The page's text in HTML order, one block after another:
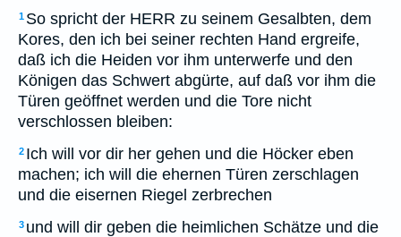
1 So spricht der HERR zu seinem Gesalbten, dem
Kores, den ich bei seiner rechten Hand ergreife,
daß ich die Heiden vor ihm unterwerfe und den
Königen das Schwert abgürte, auf daß vor ihm die
Türen geöffnet werden und die Tore nicht
verschlossen bleiben:
2 Ich will vor dir her gehen und die Höcker eben
machen; ich will die ehernen Türen zerschlagen
und die eisernen Riegel zerbrechen
3 und will dir geben die heimlichen Schätze und die